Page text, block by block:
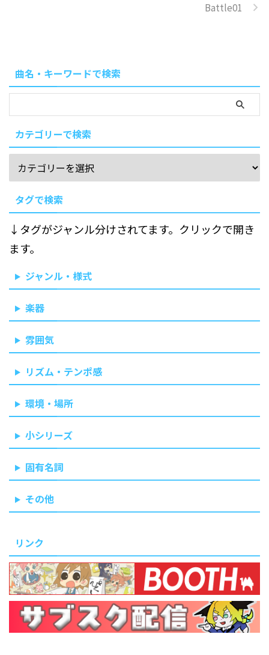
Battle01
曲名・キーワードで検索
カテゴリーで検索
タグで検索
↓タグがジャンル分けされてます。クリックで開き
ます。
ジャンル・様式
楽器
雰囲気
リズム・テンポ感
環境・場所
小シリーズ
固有名詞
その他
リンク